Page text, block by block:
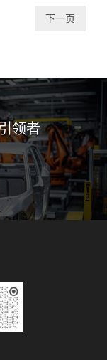
下一页
领者